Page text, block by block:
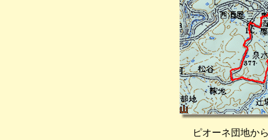
ピオーネ団地か